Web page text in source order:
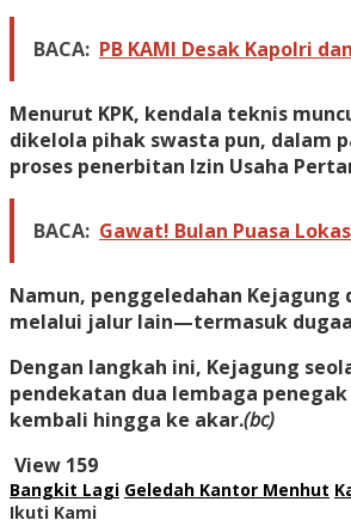
BACA: PB KAMI Desak Kapolri
Menurut KPK, kendala teknis
dikelola pihak swasta pun, dalam
proses penerbitan Izin Usaha
BACA: Gawat! Bulan Puasa
Namun, penggeledahan
melalui jalur lain—termasuk
Dengan langkah ini, Kejagung
pendekatan dua lembaga
kembali hingga ke akar.(bc)
View 159
Bangkit Lagi Geledah Kantor Menhut
Ikuti Kami